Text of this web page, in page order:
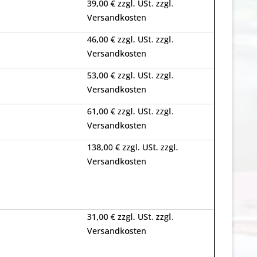
39,00 € zzgl. USt. zzgl.
Versandkosten
46,00 € zzgl. USt. zzgl.
Versandkosten
53,00 € zzgl. USt. zzgl.
Versandkosten
61,00 € zzgl. USt. zzgl.
Versandkosten
138,00 € zzgl. USt. zzgl.
Versandkosten
31,00 € zzgl. USt. zzgl.
Versandkosten